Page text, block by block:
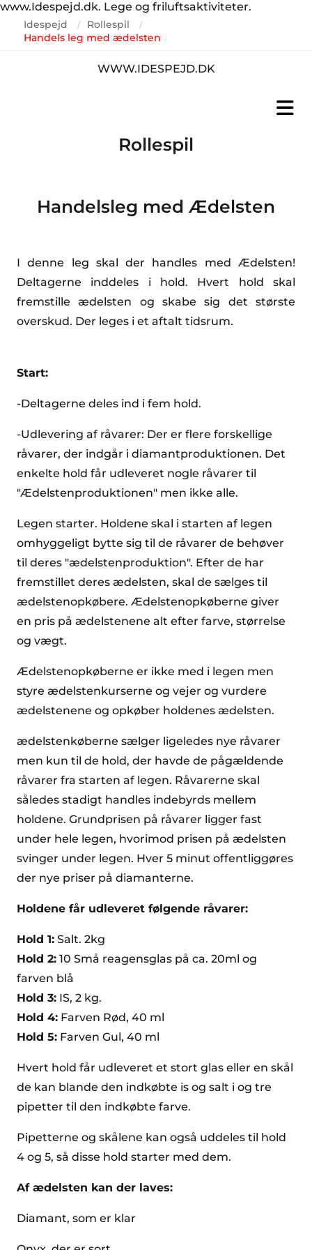
www.Idespejd.dk. Lege og friluftsaktiviteter.
Idespejd / Rollespil /
Handels leg med ædelsten
WWW.IDESPEJD.DK
Rollespil
Handelsleg med Ædelsten
I denne leg skal der handles med Ædelsten!
Deltagerne inddeles i hold. Hvert hold skal
fremstille ædelsten og skabe sig det største
overskud. Der leges i et aftalt tidsrum.
Start:
-Deltagerne deles ind i fem hold.
-Udlevering af råvarer: Der er flere forskellige
råvarer, der indgår i diamantproduktionen. Det
enkelte hold får udleveret nogle råvarer til
"Ædelstenproduktionen" men ikke alle.
Legen starter. Holdene skal i starten af legen
omhyggeligt bytte sig til de råvarer de behøver
til deres "ædelstenproduktion". Efter de har
fremstillet deres ædelsten, skal de sælges til
ædelstenopkøbere. Ædelstenopkøberne giver
en pris på ædelstenene alt efter farve, størrelse
og vægt.
Ædelstenopkøberne er ikke med i legen men
styre ædelstenkurserne og vejer og vurdere
ædelstenene og opkøber holdenes ædelsten.
ædelstenkøberne sælger ligeledes nye råvarer
men kun til de hold, der havde de pågældende
råvarer fra starten af legen. Råvarerne skal
således stadigt handles indebyrds mellem
holdene. Grundprisen på råvarer ligger fast
under hele legen, hvorimod prisen på ædelsten
svinger under legen. Hver 5 minut offentliggøres
der nye priser på diamanterne.
Holdene får udleveret følgende råvarer:
Hold 1: Salt. 2kg
Hold 2: 10 Små reagensglas på ca. 20ml og
farven blå
Hold 3: IS, 2 kg.
Hold 4: Farven Rød, 40 ml
Hold 5: Farven Gul, 40 ml
Hvert hold får udleveret et stort glas eller en skål
de kan blande den indkøbte is og salt i og tre
pipetter til den indkøbte farve.
Pipetterne og skålene kan også uddeles til hold
4 og 5, så disse hold starter med dem.
Af ædelsten kan der laves:
Diamant, som er klar